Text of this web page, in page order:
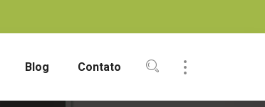
Blog Contato